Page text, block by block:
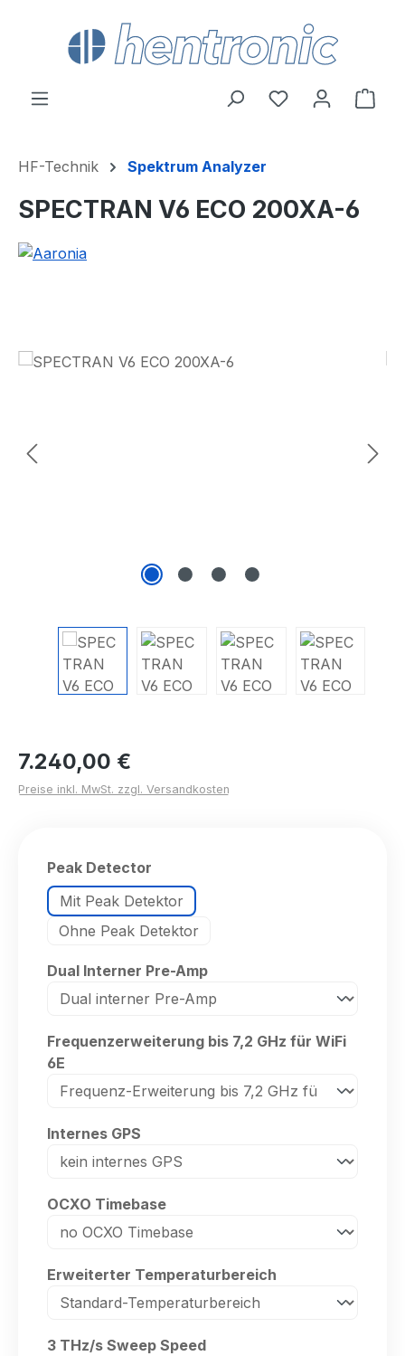
Zum Hauptinhalt springen
Du hast 0
HF-Technik Spektrum Analyzer
SPECTRAN V6 ECO 200XA-6
Regulärer Preis:
7.240,00 €
Preise inkl. MwSt. zzgl. Versandkosten
Peak Detector
Mit Peak Detektor
Ohne Peak Detektor
Dual Interner Pre-Ampauswählen
Frequenzerweiterung bis 7,2 GHz für WiFi
6E
Internes GPS
OCXO Timebaseauswählen
Erweiterter Temperaturbereich
3 THz/s Sweep Speedauswählen